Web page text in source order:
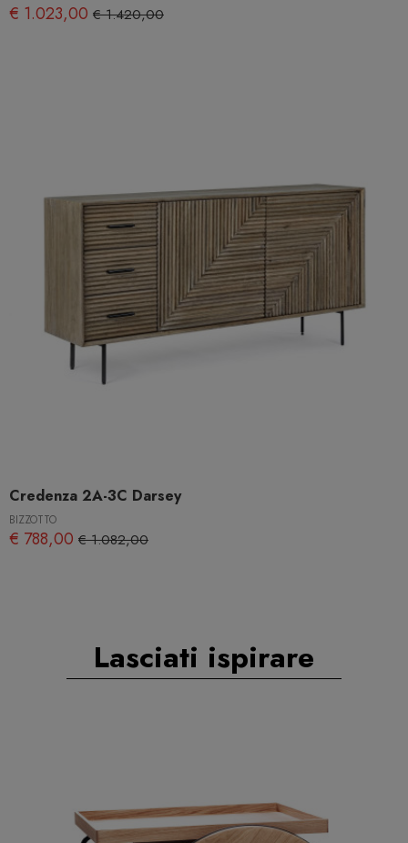
€ 1.023,00 € 1.420,00
Credenza 2A-3C Darsey
BIZZOTTO
€ 788,00 € 1.082,00
Lasciati ispirare